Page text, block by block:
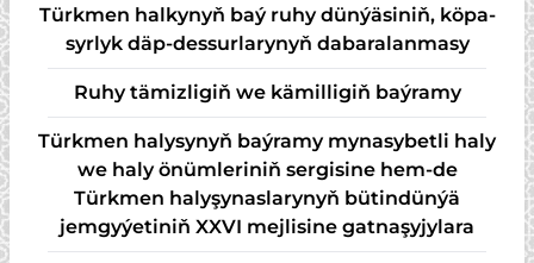
Türk­men hal­ky­nyň baý ru­hy dün­ýä­si­niň, kö­pa­
syr­lyk däp-des­sur­la­ry­nyň da­ba­ra­lan­ma­sy
Ruhy tämizligiň we kämilligiň baýramy
Türkmen halysynyň baýramy mynasybetli haly
we haly önümleriniň sergisine hem-de
Türkmen halyşynaslarynyň bütindünýä
jemgyýetiniň XXVI mejlisine gatnaşyjylara